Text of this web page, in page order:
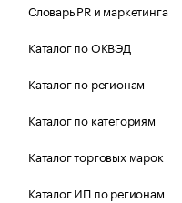
Словарь PR и маркетинга
Каталог по ОКВЭД
Каталог по регионам
Каталог по категориям
Каталог торговых марок
Каталог ИП по регионам